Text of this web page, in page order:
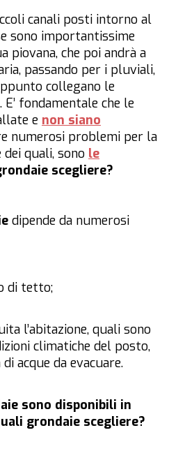
canali posti intorno al
sono importantissime
piovana, che poi andrà a
passando per i pluviali,
collegano le
fondamentale che le
e non siano
numerosi problemi per la
quali, sono le
scegliere?
dipende da numerosi
di tetto;
l’abitazione, quali sono
climatiche del posto,
acque da evacuare.
sono disponibili in
grondaie scegliere?